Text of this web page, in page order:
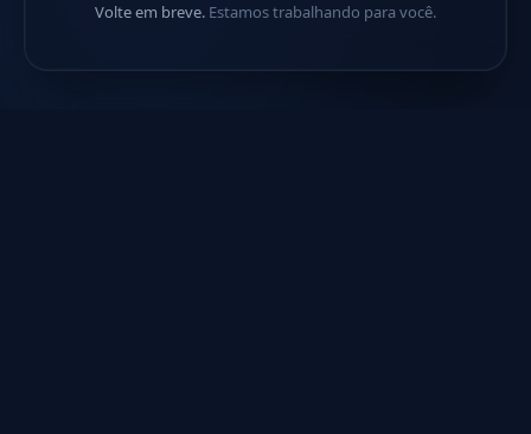
Volte em breve. Estamos trabalhando para você.